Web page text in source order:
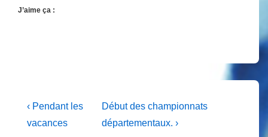
J’aime ça :
Navigation
de
Previous
Post
‹ Pendant les
vacances
Next
Post
Début des championnats
départementaux. ›